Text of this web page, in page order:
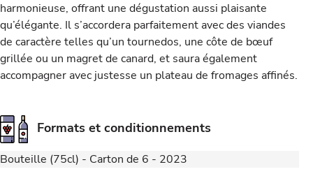
harmonieuse, offrant une dégustation aussi plaisante
qu’élégante. Il s’accordera parfaitement avec des viandes
de caractère telles qu’un tournedos, une côte de bœuf
grillée ou un magret de canard, et saura également
accompagner avec justesse un plateau de fromages affinés.
Formats et conditionnements
Bouteille (75cl) - Carton de 6 - 2023